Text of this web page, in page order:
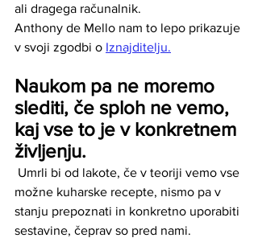
ali dragega računalnik.
Anthony de Mello nam to lepo prikazuje
v svoji zgodbi o Iznajditelju.
Naukom pa ne moremo
slediti, če sploh ne vemo,
kaj vse to je v konkretnem
življenju.
možne kuharske recepte, nismo pa v
stanju prepoznati in konkretno uporabiti
sestavine, čeprav so pred nami.